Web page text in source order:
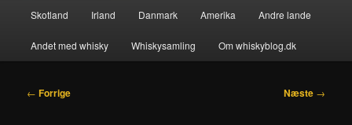
Skotland Irland Danmark Amerika Andre lande
Andet med whisky Whiskysamling Om whiskyblog.dk
Indlægsnavigation
← Forrige Næste →